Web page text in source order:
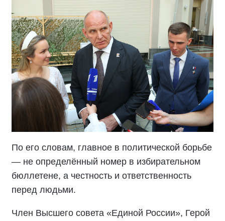
По его словам, главное в политической борьбе
— не определённый номер в избирательном
бюллетене, а честность и ответственность
перед людьми.
Член Высшего совета «Единой России», Герой